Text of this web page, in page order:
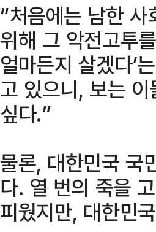
“처음에는 남한
위해 그 악전고투
얼마든지 살겠다’
고 있으니, 보는
싶다.”
물론, 대한민국 국
다. 열 번의 죽을
피웠지만, 대한민